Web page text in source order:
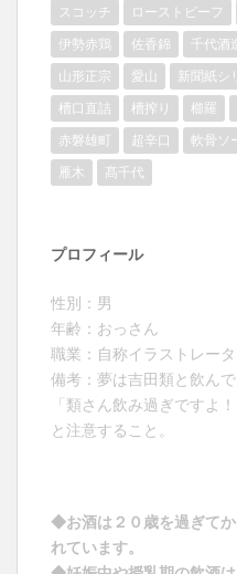
スコッチ
ローストビーフ
伊勢赤鶏
佐香錦 千代酒
山形正宗
愛山 新聞紙シ
槽口直詰
槽搾り 櫛羅
赤磐雄町
超辛口 軟骨ソ
雁木
髙千代
プロフィール
性別：男
年齢：おっさん
職業：自称イラストレー
備考：夢は吉田類と飲んで
「類さん飲み過ぎですよ！
と注意すること。
◆お酒は２０歳を過ぎて
れています。